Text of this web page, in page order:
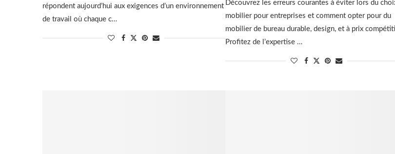
répondent aujourd’hui aux exigences d’un environnement
de travail où chaque c…
Découvrez les erreurs courantes à éviter lors du
mobilier pour entreprises et comment opter pour du
mobilier de bureau durable, design, et à prix
Profitez de l’expertise …